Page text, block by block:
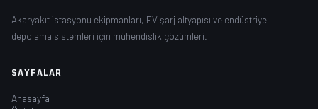
Akaryakıt istasyonu ekipmanları, EV şarj altyapısı ve endüstriyel
depolama sistemleri için mühendislik çözümleri.
SAYFALAR
Anasayfa